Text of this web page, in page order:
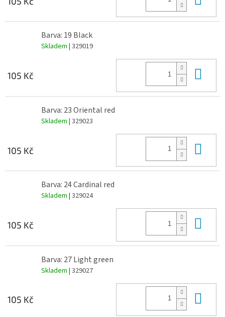
Barva: 19 Black
Skladem | 329019
105 Kč
Barva: 23 Oriental red
Skladem | 329023
105 Kč
Barva: 24 Cardinal red
Skladem | 329024
105 Kč
Barva: 27 Light green
Skladem | 329027
105 Kč